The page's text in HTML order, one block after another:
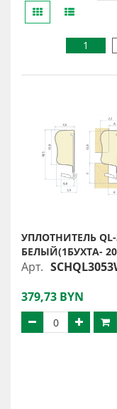
1
УПЛОТНИТЕЛЬ QL-
БЕЛЫЙ(1БУХТА-
Арт.
379,73 BYN